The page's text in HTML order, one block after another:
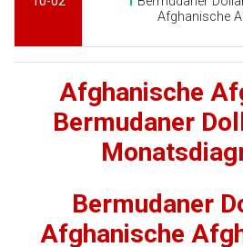
Afghanische
Afghanische
Bermudaner
Bermudaner
Afghanische